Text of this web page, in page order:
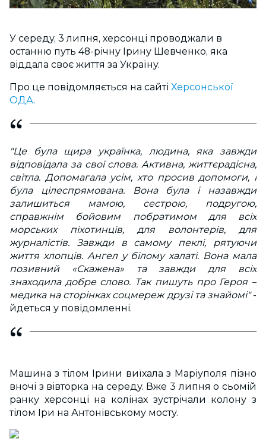
У середу, 3 липня, херсонці проводжали в
останню путь 48-річну Ірину Шевченко, яка
віддала своє життя за Україну.
Про це повідомляється на сайті Херсонської
ОДА.
"Це була щира українка, людина, яка завжди
відповідала за свої слова. Активна, життєрадісна,
світла. Допомагала усім, хто просив допомоги, і
була цілеспрямована. Вона була і назавжди
залишиться мамою, сестрою, подругою,
справжнім бойовим побратимом для всіх
морських піхотинців, для волонтерів, для
журналістів. Завжди в самому пеклі, рятуючи
життя хлопців. Ангел у білому халаті. Вона мала
позивний «Скажена» та завжди для всіх
знаходила добре слово. Так пишуть про Героя –
медика на сторінках соцмереж друзі та знайомі"-
йдеться у повідомленні.
Машина з тілом Ірини виїхала з Маріуполя пізно
вночі з вівторка на середу. Вже 3 липня о сьомій
ранку херсонці на колінах зустрічали колону з
тілом Іри на Антонівському мосту.